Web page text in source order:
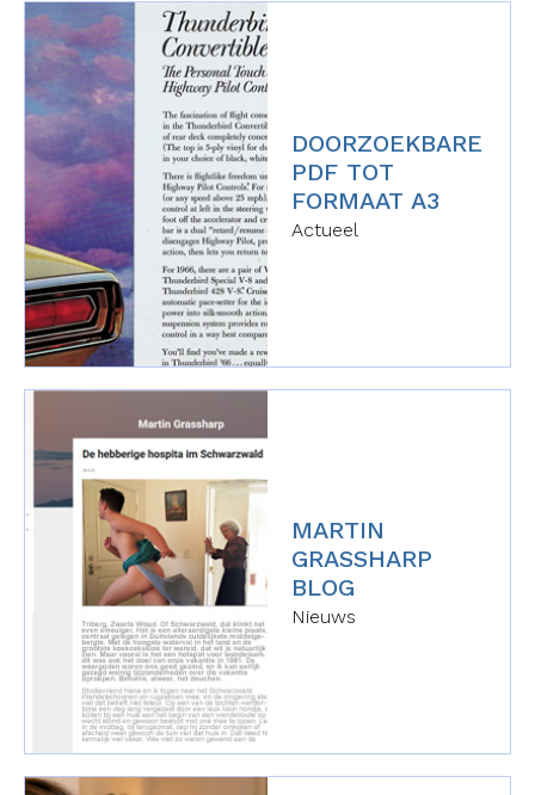
DOORZOEKBARE
PDF TOT
FORMAAT A3
Actueel
MARTIN
GRASSHARP
BLOG
Nieuws